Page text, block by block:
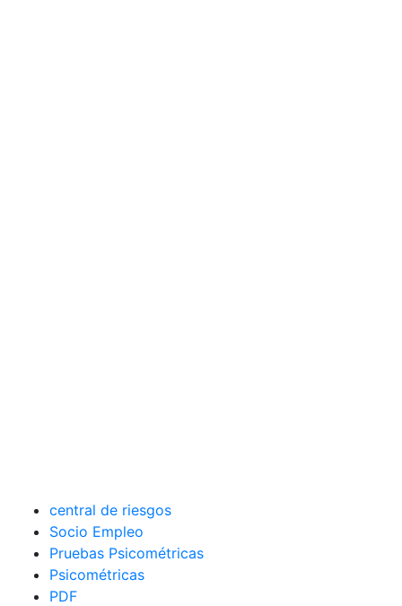
central de riesgos
Socio Empleo
Pruebas Psicométricas
Psicométricas
PDF